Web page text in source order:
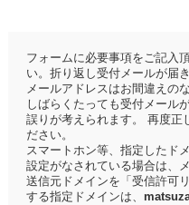
フォームに必要事項をご記入
い。折り返し受付メールが届き
メールアドレスはお間違えの
しばらくたっても受付メール
誤りが考えられます。 再度正
ださい。
スマートホン等、指定したド
設定がなされている場合は、
送信元ドメインを「受信許可
する指定ドメインは、